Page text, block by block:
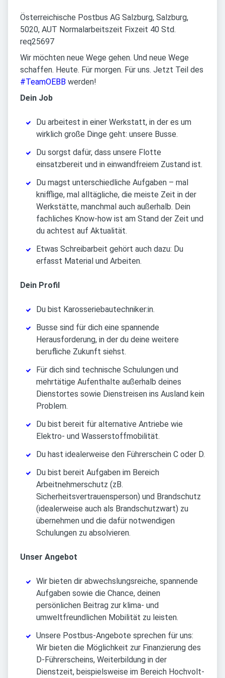
Österreichische Postbus AG Salzburg, Salzburg,
5020, AUT Normalarbeitszeit Fixzeit 40 Std.
req25697
Wir möchten neue Wege gehen. Und neue Wege
schaffen. Heute. Für morgen. Für uns. Jetzt Teil des
#TeamOEBB werden!
Dein Job
Du arbeitest in einer Werkstatt, in der es um
wirklich große Dinge geht: unsere Busse.
Du sorgst dafür, dass unsere Flotte
einsatzbereit und in einwandfreiem Zustand ist.
Du magst unterschiedliche Aufgaben – mal
knifflige, mal alltägliche, die meiste Zeit in der
Werkstätte, manchmal auch außerhalb. Dein
fachliches Know-how ist am Stand der Zeit und
du achtest auf Aktualität.
Etwas Schreibarbeit gehört auch dazu: Du
erfasst Material und Arbeiten.
Dein Profil
Du bist Karosseriebautechniker:in.
Busse sind für dich eine spannende
Herausforderung, in der du deine weitere
berufliche Zukunft siehst.
Für dich sind technische Schulungen und
mehrtätige Aufenthalte außerhalb deines
Dienstortes sowie Dienstreisen ins Ausland kein
Problem.
Du bist bereit für alternative Antriebe wie
Elektro- und Wasserstoffmobilität.
Du hast idealerweise den Führerschein C oder D.
Du bist bereit Aufgaben im Bereich
Arbeitnehmerschutz (zB.
Sicherheitsvertrauensperson) und Brandschutz
(idealerweise auch als Brandschutzwart) zu
übernehmen und die dafür notwendigen
Schulungen zu absolvieren.
Unser Angebot
Wir bieten dir abwechslungsreiche, spannende
Aufgaben sowie die Chance, deinen
persönlichen Beitrag zur klima- und
umweltfreundlichen Mobilität zu leisten.
Unsere Postbus-Angebote sprechen für uns:
Wir bieten die Möglichkeit zur Finanzierung des
D-Führerscheins, Weiterbildung in der
Dienstzeit, beispielsweise im Bereich Hochvolt-